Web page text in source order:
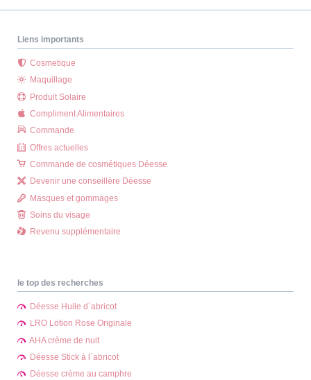
Liens importants
Cosmetique
Maquillage
Produit Solaire
Compliment Alimentaires
Commande
Offres actuelles
Commande de cosmétiques Déesse
Devenir une conseillère Déesse
Masques et gommages
Soins du visage
Revenu supplémentaire
le top des recherches
Déesse Huile d´abricot
LRO Lotion Rose Originale
AHA crème de nuit
Déesse Stick à l´abricot
Déesse crème au camphre